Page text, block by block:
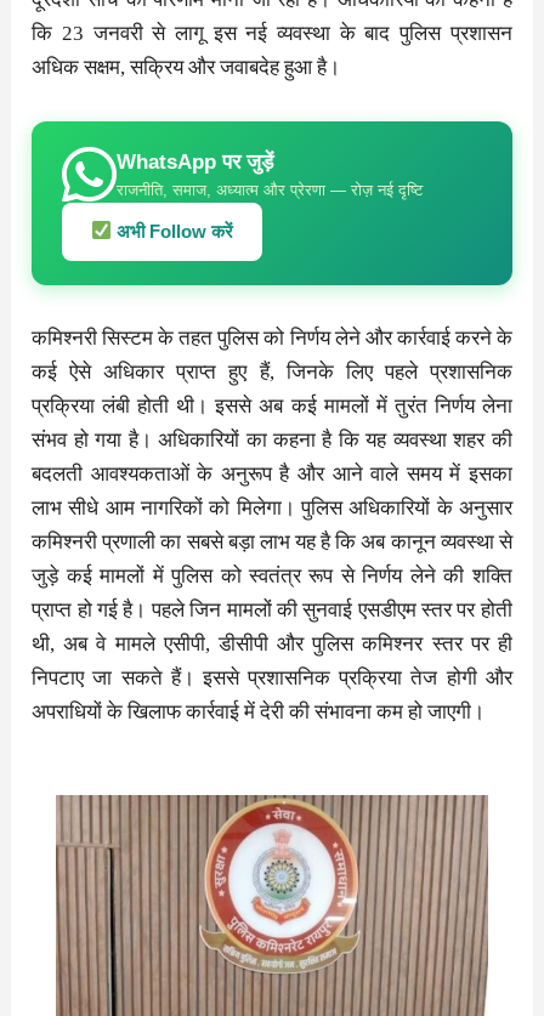
कि 23 जनवरी से लागू इस नई व्यवस्था के बाद पुलिस प्रशासन
अधिक सक्षम, सक्रिय और जवाबदेह हुआ है।
WhatsApp पर जुड़ें
राजनीति, समाज, अध्यात्म और प्रेरणा — रोज़ नई दृष्टि
अभी Follow करें
कमिश्नरी सिस्टम के तहत पुलिस को निर्णय लेने और कार्रवाई करने के
कई ऐसे अधिकार प्राप्त हुए हैं, जिनके लिए पहले प्रशासनिक
प्रक्रिया लंबी होती थी। इससे अब कई मामलों में तुरंत निर्णय लेना
संभव हो गया है। अधिकारियों का कहना है कि यह व्यवस्था शहर की
बदलती आवश्यकताओं के अनुरूप है और आने वाले समय में इसका
लाभ सीधे आम नागरिकों को मिलेगा। पुलिस अधिकारियों के अनुसार
कमिश्नरी प्रणाली का सबसे बड़ा लाभ यह है कि अब कानून व्यवस्था से
जुड़े कई मामलों में पुलिस को स्वतंत्र रूप से निर्णय लेने की शक्ति
प्राप्त हो गई है। पहले जिन मामलों की सुनवाई एसडीएम स्तर पर होती
थी, अब वे मामले एसीपी, डीसीपी और पुलिस कमिश्नर स्तर पर ही
निपटाए जा सकते हैं। इससे प्रशासनिक प्रक्रिया तेज होगी और
अपराधियों के खिलाफ कार्रवाई में देरी की संभावना कम हो जाएगी।